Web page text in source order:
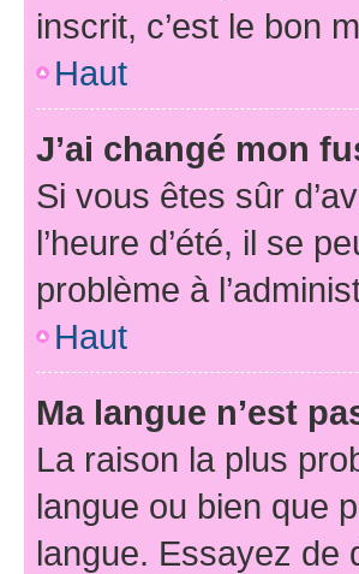
inscrit, c’est le bon
Haut
J’ai changé mon
Si vous êtes sûr
l’heure d’été, il se
problème à
Haut
Ma langue n’est
La raison la plus
langue ou bien que
langue. Essayez de